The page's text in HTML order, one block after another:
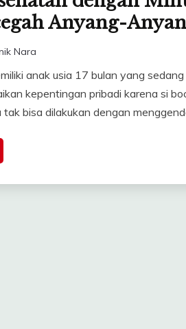
Anyang-
Nara
anak usia 17 bulan yang
kepentingan pribadi karena si
bisa dilakukan dengan